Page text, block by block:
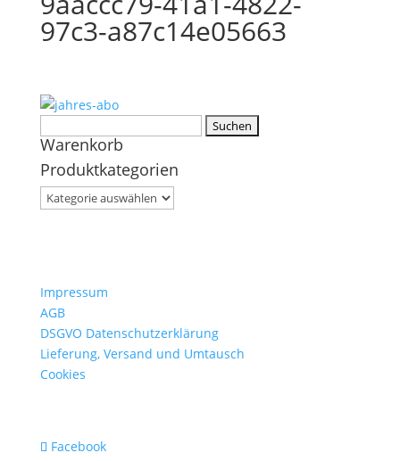
97c3-a87c14e05663
nach:
Warenkorb
Produktkategorien
Impressum
AGB
DSGVO Datenschutzerklärung
Lieferung, Versand und Umtausch
Cookies
Facebook